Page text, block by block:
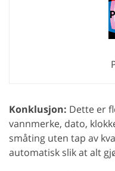
Konklusjon: Dette er
vannmerke, dato,
småting uten tap av
automatisk slik at alt